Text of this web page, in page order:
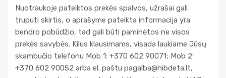
Nuotraukoje pateiktos prekės spalvos, užrašai gali
truputi skirtis, o aprašyme pateikta informacija yra
bendro pobūdžio, tad gali būti paminėtos ne visos
prekės savybės. Kilus klausimams, visada laukiame Jūsų
skambučio telefonu Mob 1: +370 602 90071; Mob 2:
+370 602 90052 arba el. paštu pagalba@hibdeta.lt,